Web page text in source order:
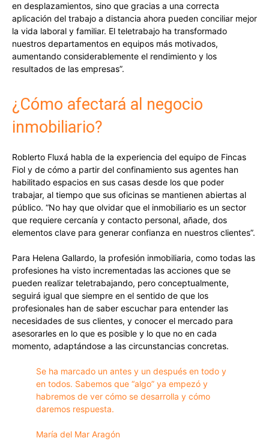
en desplazamientos, sino que gracias a una correcta
aplicación del trabajo a distancia ahora pueden conciliar mejor
la vida laboral y familiar. El teletrabajo ha transformado
nuestros departamentos en equipos más motivados,
aumentando considerablemente el rendimiento y los
resultados de las empresas”.
¿Cómo afectará al negocio
inmobiliario?
Roblerto Fluxá habla de la experiencia del equipo de Fincas
Fiol y de cómo a partir del confinamiento sus agentes han
habilitado espacios en sus casas desde los que poder
trabajar, al tiempo que sus oficinas se mantienen abiertas al
público. “No hay que olvidar que el inmobiliario es un sector
que requiere cercanía y contacto personal, añade, dos
elementos clave para generar confianza en nuestros clientes”.
Para Helena Gallardo, la profesión inmobiliaria, como todas las
profesiones ha visto incrementadas las acciones que se
pueden realizar teletrabajando, pero conceptualmente,
seguirá igual que siempre en el sentido de que los
profesionales han de saber escuchar para entender las
necesidades de sus clientes, y conocer el mercado para
asesorarles en lo que es posible y lo que no en cada
momento, adaptándose a las circunstancias concretas.
Se ha marcado un antes y un después en todo y
en todos. Sabemos que “algo” ya empezó y
habremos de ver cómo se desarrolla y cómo
daremos respuesta.
María del Mar Aragón